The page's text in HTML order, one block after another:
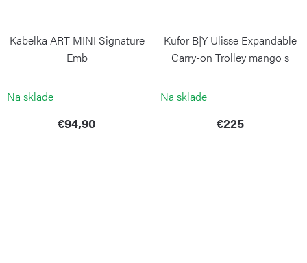
Kabelka ART MINI Signature
Emb
Na sklade
€94,90
Kufor B|Y Ulisse Expandable
Carry-on Trolley mango s
Na sklade
€225